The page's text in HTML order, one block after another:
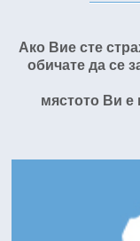
Ако Вие сте
обичате да се
мястото Ви е